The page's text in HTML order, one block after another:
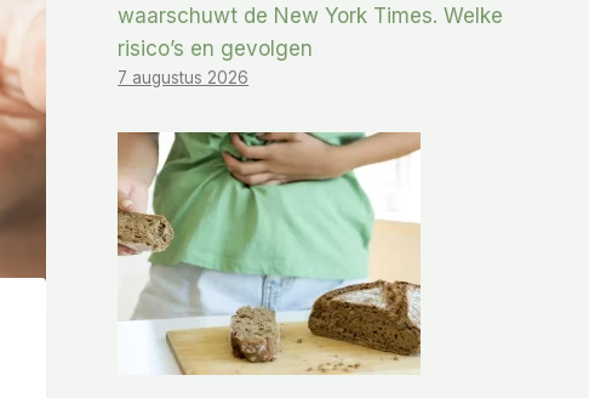
waarschuwt de New York Times. Welke
risico’s en gevolgen
7 augustus 2026